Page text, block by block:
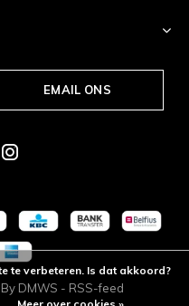
EMAIL ONS
DMWS - RSS-feed
te verbeteren. Is dat akkoord?